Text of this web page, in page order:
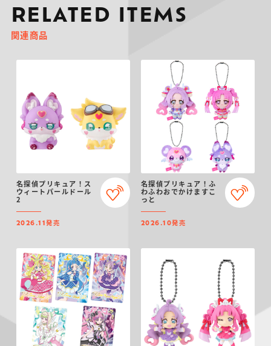
RELATED ITEMS
関連商品
名探偵プリキュア！ス
ウィートパールドール
2
2026.11発売
名探偵プリキュア！ふ
わふわおでかけますこ
っと
2026.10発売